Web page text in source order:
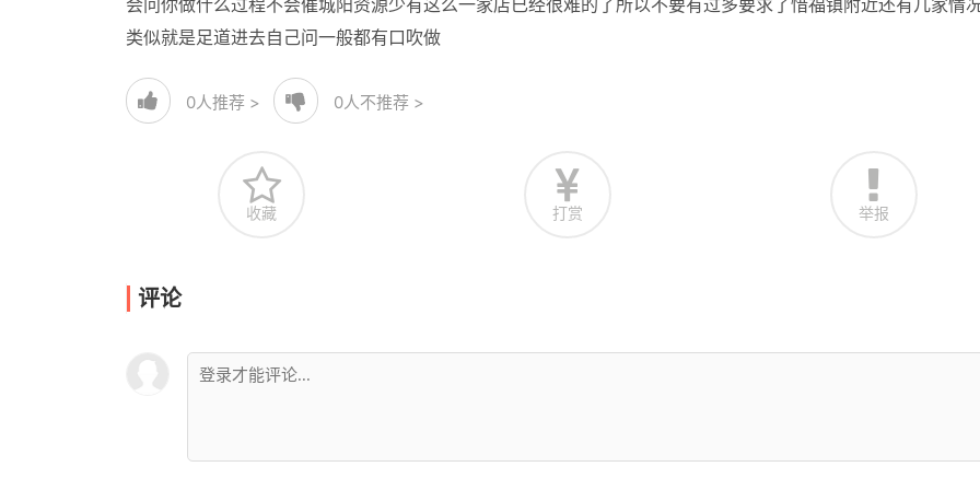
会问你做什么过程不会催城阳资源少有这么一家店已经很难的了所以不要有过多要求了惜福镇附近还有几家情
类似就是足道进去自己问一般都有口吹做
0人推荐 > 0人不推荐 >
收藏 打赏 举报
评论